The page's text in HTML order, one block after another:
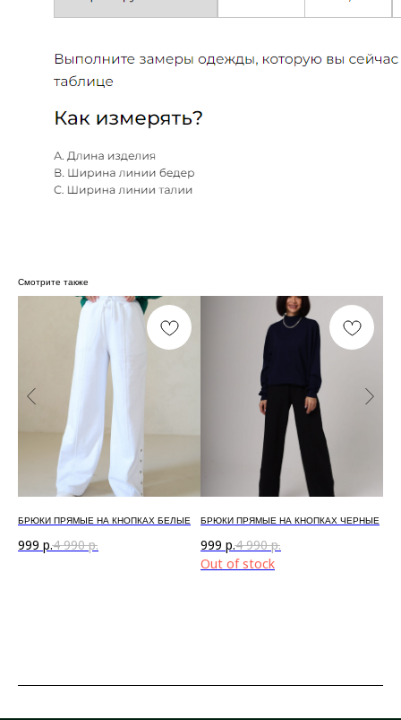
Смотрите также
БРЮКИ ПРЯМЫЕ НА КНОПКАХ БЕЛЫЕ
999 р.4 990 р.
БРЮКИ ПРЯМЫЕ НА КНОПКАХ ЧЕРНЫЕ
999 р.4 990 р.
Out of stock